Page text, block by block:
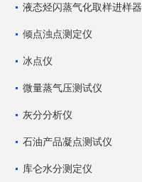
液态烃闪蒸气化取样进样器
倾点浊点测定仪
冰点仪
微量蒸气压测试仪
灰分分析仪
石油产品凝点测试仪
库仑水分测定仪